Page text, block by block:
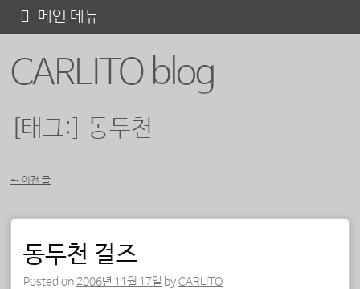
CARLITO blog
메인 메뉴
텐
[태그:] 동두천
← 이전 글
동두천 걸즈
Posted on 2006년 11월 17일 byCARLITO